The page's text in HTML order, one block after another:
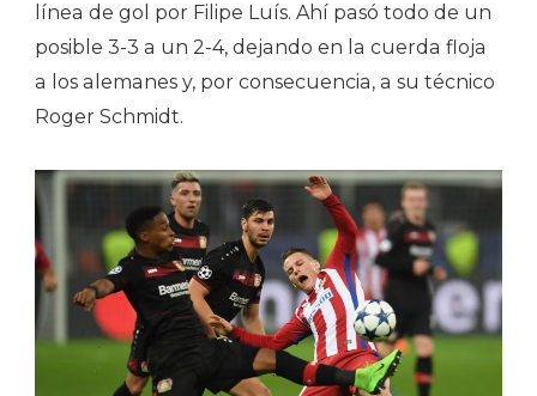
línea de gol por Filipe Luís. Ahí pasó todo de un
posible 3-3 a un 2-4, dejando en la cuerda floja
a los alemanes y, por consecuencia, a su técnico
Roger Schmidt.